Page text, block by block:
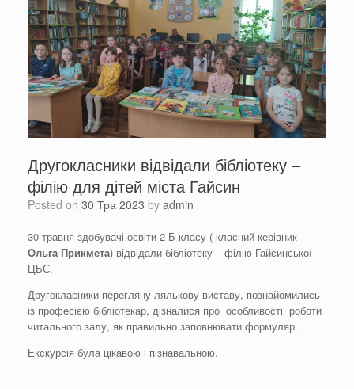
Другокласники відвідали бібліотеку –
філію для дітей міста Гайсин
Posted on 30 Тра 2023 by admin
30 травня здобувачі освіти 2-Б класу ( класний керівник
Ольга Прикмета) відвідали бібліотеку – філію Гайсинської
ЦБС.
Другокласники перегляну лялькову виставу, познайомились
із професією бібліотекар, дізналися про особливості роботи
читального залу, як правильно заповнювати формуляр.
Екскурсія була цікавою і пізнавальною.